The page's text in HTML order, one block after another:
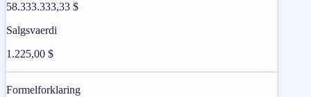
58.333.333,33 $
Salgsvaerdi
1.225,00 $
Formelforklaring